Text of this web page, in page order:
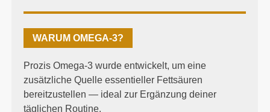
WARUM OMEGA-3?
Prozis Omega-3 wurde entwickelt, um eine
zusätzliche Quelle essentieller Fettsäuren
bereitzustellen — ideal zur Ergänzung deiner
täglichen Routine.